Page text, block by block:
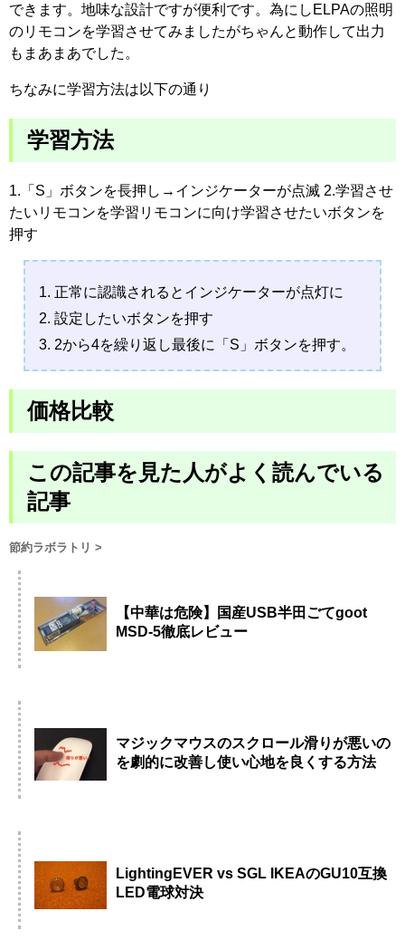
できます。地味な設計ですが便利です。為にしELPAの照明
のリモコンを学習させてみましたがちゃんと動作して出力
もまあまあでした。
ちなみに学習方法は以下の通り
学習方法
1.「S」ボタンを長押し→インジケーターが点滅 2.学習させ
たいリモコンを学習リモコンに向け学習させたいボタンを
押す
正常に認識されるとインジケーターが点灯に
設定したいボタンを押す
2から4を繰り返し最後に「S」ボタンを押す。
価格比較
この記事を見た人がよく読んでいる
記事
節約ラボラトリ >
【中華は危険】国産USB半田ごてgoot
MSD-5徹底レビュー
マジックマウスのスクロール滑りが悪いの
を劇的に改善し使い心地を良くする方法
LightingEVER vs SGL IKEAのGU10互換
LED電球対決